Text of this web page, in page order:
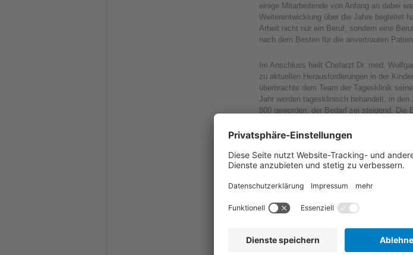
einige Mitarbeitende von Anfang an dabei
Weiterentwicklung über die Jahre begleitet
Arbeit nicht nur ein Beruf, sondern eine
nach dem Besten für die anvertrauten
Im Anschluss hielt Chefarzt Dr. med.
zu aktuellen Herausforderungen in der
überbrachte dem Team der Tagesklinik
Jahr werden tagesklinisch behandelt, in
800 geworden, der Bedarf sei steigend. Die
Sozialverhaltens und der Emotionen,
ADHS und soziale Phobien dar.
„In der Kinder- und Jugendpsychiatrie wird
Anstieg bei Angsterkrankungen,
gingen nach der Pandemie wieder zurück,
Ausgangsniveau. Trotzdem ist die
psychischer Erkrankungen sind vor allem